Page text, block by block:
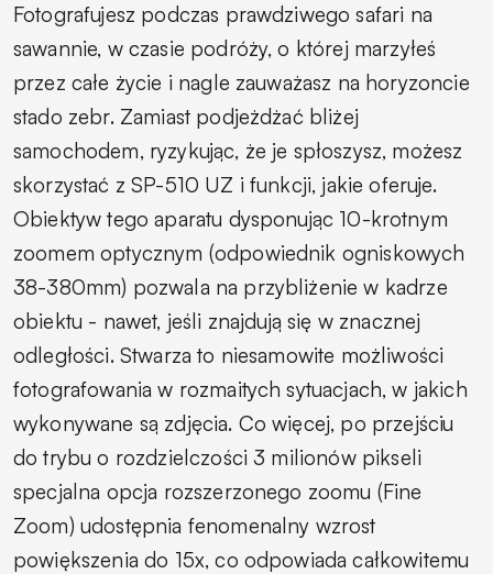
Fotografujesz podczas prawdziwego safari na
sawannie, w czasie podróży, o której marzyłeś
przez całe życie i nagle zauważasz na horyzoncie
stado zebr. Zamiast podjeżdżać bliżej
samochodem, ryzykując, że je spłoszysz, możesz
skorzystać z SP-510 UZ i funkcji, jakie oferuje.
Obiektyw tego aparatu dysponując 10-krotnym
zoomem optycznym (odpowiednik ogniskowych
38-380mm) pozwala na przybliżenie w kadrze
obiektu - nawet, jeśli znajdują się w znacznej
odległości. Stwarza to niesamowite możliwości
fotografowania w rozmaitych sytuacjach, w jakich
wykonywane są zdjęcia. Co więcej, po przejściu
do trybu o rozdzielczości 3 milionów pikseli
specjalna opcja rozszerzonego zoomu (Fine
Zoom) udostępnia fenomenalny wzrost
powiększenia do 15x, co odpowiada całkowitemu